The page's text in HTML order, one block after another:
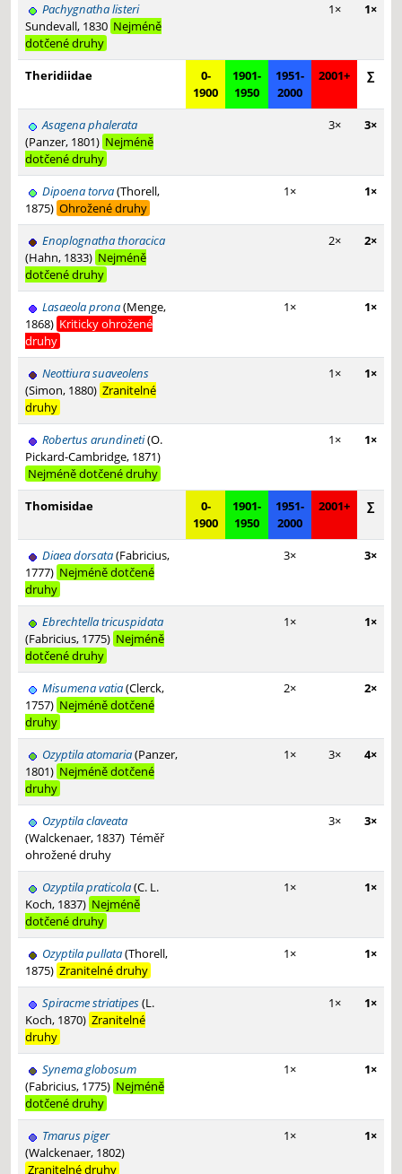
Pachygnatha listeri
Sundevall, 1830 Nejméně
dotčené druhy
1× 1×
Theridiidae
0-
1900
1901-
1950
1951-
2000
2001+ ∑
Asagena phalerata
(Panzer, 1801) Nejméně
dotčené druhy
3× 3×
Dipoena torva(Thorell,
1875) Ohrožené druhy
1× 1×
Enoplognatha thoracica
(Hahn, 1833) Nejméně
dotčené druhy
2× 2×
Lasaeola prona(Menge,
1868) Kriticky ohrožené
druhy
1× 1×
Neottiura suaveolens
(Simon, 1880) Zranitelné
druhy
1× 1×
Robertus arundineti(O.
Pickard-Cambridge, 1871)
Nejméně dotčené druhy
1× 1×
Thomisidae
0-
1900
1901-
1950
1951-
2000
2001+ ∑
Diaea dorsata(Fabricius,
1777) Nejméně dotčené
druhy
3× 3×
Ebrechtella tricuspidata
(Fabricius, 1775) Nejméně
dotčené druhy
1× 1×
Misumena vatia(Clerck,
1757) Nejméně dotčené
druhy
2× 2×
Ozyptila atomaria(Panzer,
1801) Nejméně dotčené
druhy
1× 3× 4×
Ozyptila claveata
(Walckenaer, 1837) Téměř
ohrožené druhy
3× 3×
Ozyptila praticola(C. L.
Koch, 1837) Nejméně
dotčené druhy
1× 1×
Ozyptila pullata(Thorell,
1875) Zranitelné druhy
1× 1×
Spiracme striatipes(L.
Koch, 1870) Zranitelné
druhy
1× 1×
Synema globosum
(Fabricius, 1775) Nejméně
dotčené druhy
1× 1×
Tmarus piger
(Walckenaer, 1802)
Zranitelné druhy
1× 1×